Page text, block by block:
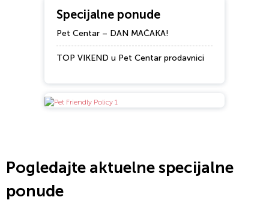
Specijalne ponude
Pet Centar – DAN MAČAKA!
TOP VIKEND u Pet Centar prodavnici
Pogledajte aktuelne specijalne
ponude